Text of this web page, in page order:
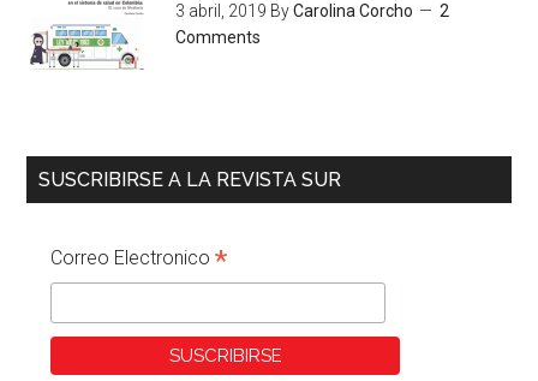
3 abril, 2019 ByCarolina Corcho
2
Comments
SUSCRIBIRSE A LA REVISTA SUR
Correo Electronico*